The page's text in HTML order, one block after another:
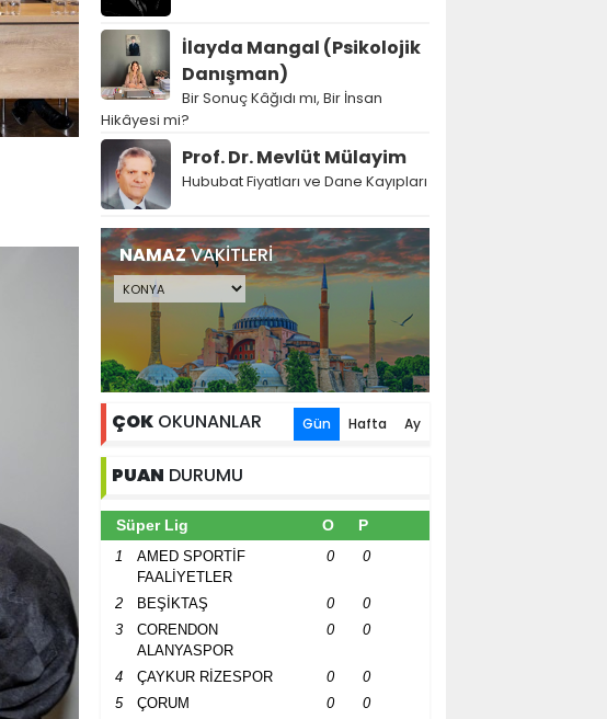
İlayda Mangal (Psikolojik
Danışman)
Bir Sonuç Kâğıdı mı, Bir İnsan
Hikâyesi mi?
Prof. Dr. Mevlüt Mülayim
Hububat Fiyatları ve Dane Kayıpları
NAMAZVAKİTLERİ
ÇOK OKUNANLAR Gün Hafta Ay
PUAN DURUMU
Süper Lig O P
1
AMED SPORTİF
FAALİYETLER
0 0
2 BEŞİKTAŞ 0
0
3
CORENDON
ALANYASPOR
0 0
4 ÇAYKUR RİZESPOR 0
0
5
ÇORUM 0
0